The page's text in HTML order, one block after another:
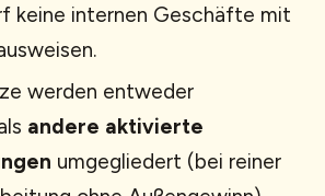
keine internen Geschäfte mit
werden entweder
andere aktivierte
umgegliedert (bei reiner